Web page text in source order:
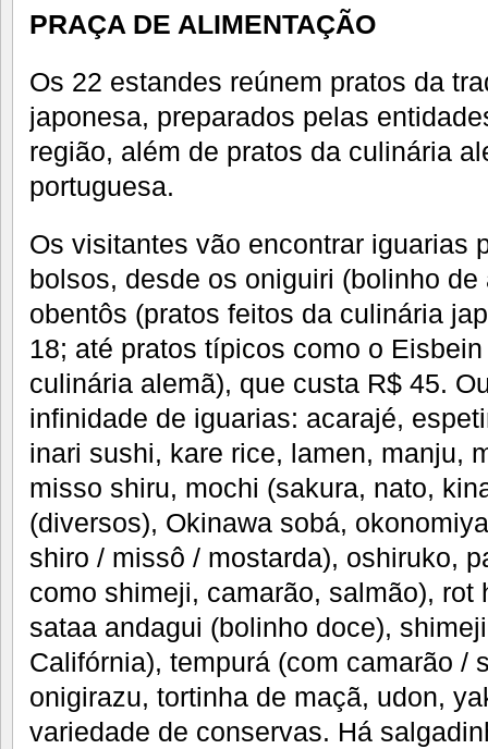
PRAÇA DE ALIMENTAÇÃO
Os 22 estandes reúnem pratos da
japonesa, preparados pelas
região, além de pratos da culinária
portuguesa.
Os visitantes vão encontrar iguarias
bolsos, desde os oniguiri (bolinho de
obentôs (pratos feitos da culinária
18; até pratos típicos como o
culinária alemã), que custa R$ 45.
infinidade de iguarias: acarajé,
inari sushi, kare rice, lamen, manju,
misso shiru, mochi (sakura, nato,
(diversos), Okinawa sobá,
shiro / missô / mostarda), oshiruko,
como shimeji, camarão, salmão), rot
sataa andagui (bolinho doce),
Califórnia), tempurá (com camarão /
onigirazu, tortinha de maçã, udon,
variedade de conservas. Há